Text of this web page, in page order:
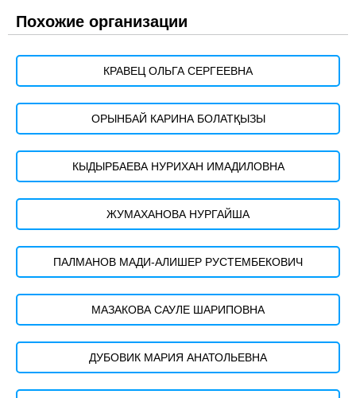
Похожие организации
КРАВЕЦ ОЛЬГА СЕРГЕЕВНА
ОРЫНБАЙ КАРИНА БОЛАТҚЫЗЫ
КЫДЫРБАЕВА НУРИХАН ИМАДИЛОВНА
ЖУМАХАНОВА НУРГАЙША
ПАЛМАНОВ МАДИ-АЛИШЕР РУСТЕМБЕКОВИЧ
МАЗАКОВА САУЛЕ ШАРИПОВНА
ДУБОВИК МАРИЯ АНАТОЛЬЕВНА